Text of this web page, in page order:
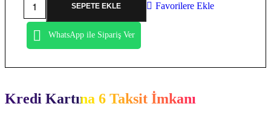
SEPETE EKLE Favorilere Ekle
WhatsApp ile Sipariş Ver
Kredi Kartına 6 Taksit İmkanı